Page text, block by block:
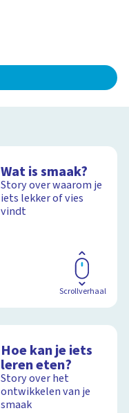
Wat is smaak?
Story over waarom je
iets lekker of vies
vindt
Scrollverhaal
Hoe kan je iets
leren eten?
Story over het
ontwikkelen van je
smaak